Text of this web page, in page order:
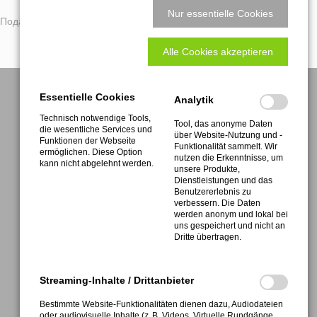
Подайте заявку сейчас!
ATEMAG
Aggregatetechnologie und Manufaktur AG
Mühlenmatten 2 • D-77716 Hofstetten
FON +49 (0) 7832 9997-0
Nur essentielle Cookies
Alle Cookies akzeptieren
Essentielle Cookies
Technisch notwendige Tools,
die wesentliche Services und
Funktionen der Webseite
ermöglichen. Diese Option
kann nicht abgelehnt werden.
Analytik
Tool, das anonyme Daten
über Website-Nutzung und -
Funktionalität sammelt. Wir
nutzen die Erkenntnisse, um
unsere Produkte,
Dienstleistungen und das
Benutzererlebnis zu
verbessern. Die Daten
werden anonym und lokal bei
uns gespeichert und nicht an
Dritte übertragen.
Streaming-Inhalte / Drittanbieter
Bestimmte Website-Funktionalitäten dienen dazu, Audiodateien
Aerospace Industry
Mono Function Line ru
Quattro Function Line ru
Soft Touch One Function Line ru
Soft Touch Pro Function Line ru
Verti Function Line ru
SOFT TOUCH 360° FUNCTION LINE ru
SOFT TOUCH COMPACT PRO ru
Trio 3x120° ru
Zargenaggregat ru